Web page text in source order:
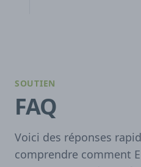
SOUTIEN
FAQ
Voici des réponses
comprendre comment